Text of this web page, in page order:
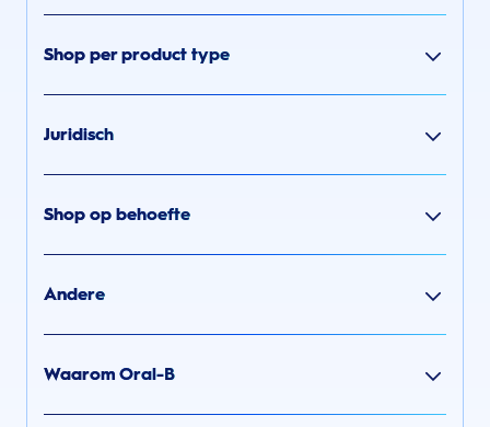
Shop per product type
Juridisch
Shop op behoefte
Andere
Waarom Oral-B